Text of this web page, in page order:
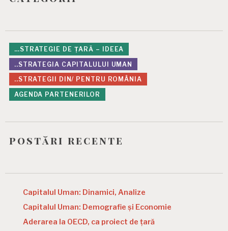
…STRATEGIE DE ȚARĂ – IDEEA
..STRATEGIA CAPITALULUI UMAN
..STRATEGII DIN/ PENTRU ROMÂNIA
AGENDA PARTENERILOR
postări recente
Capitalul Uman: Dinamici, Analize
Capitalul Uman: Demografie și Economie
Aderarea la OECD, ca proiect de țară